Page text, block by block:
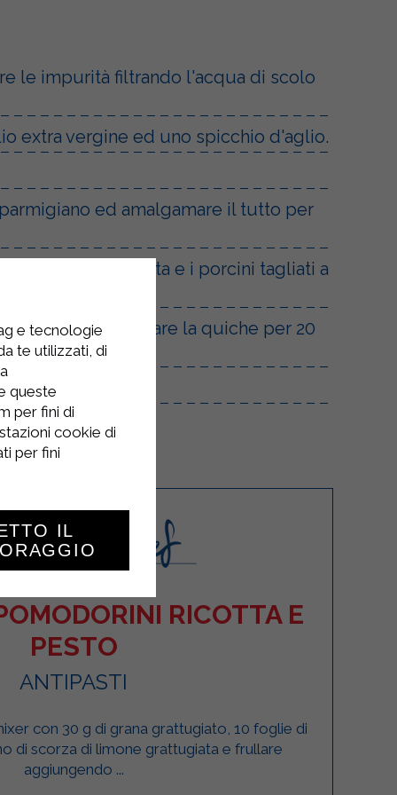
le impurità filtrando l'acqua di scolo
extra vergine ed uno spicchio d'aglio.
ed amalgamare il tutto per
la pancetta e i porcini tagliati a
sfoglia ed infornare la quiche per 20
RICOTTA E
PESTO
ANTIPASTI
con 30 g di grana grattugiato, 10 foglie di
di scorza di limone grattugiata e frullare
aggiungendo ...
e tecnologie
te utilizzati, di
queste
per fini di
cookie di
per fini
IL